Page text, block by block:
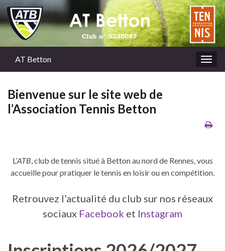
AT Betton
Bienvenue sur le site web de
l’Association Tennis Betton
L’ATB, club de tennis situé à Betton au nord de Rennes, vous
accueille pour pratiquer le tennis en loisir ou en compétition.
Retrouvez l’actualité du club sur nos réseaux
sociaux Facebook et Instagram